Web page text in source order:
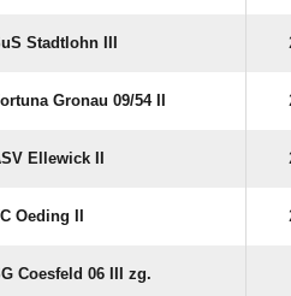
Stadtlohn III
Gronau 09/​54 II
Ellewick II
Oeding II
Coesfeld 06 III zg.